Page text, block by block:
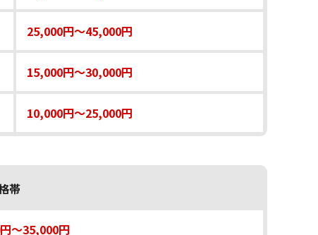
25,000円〜45,000円
15,000円〜30,000円
10,000円〜25,000円
帯
〜35,000円